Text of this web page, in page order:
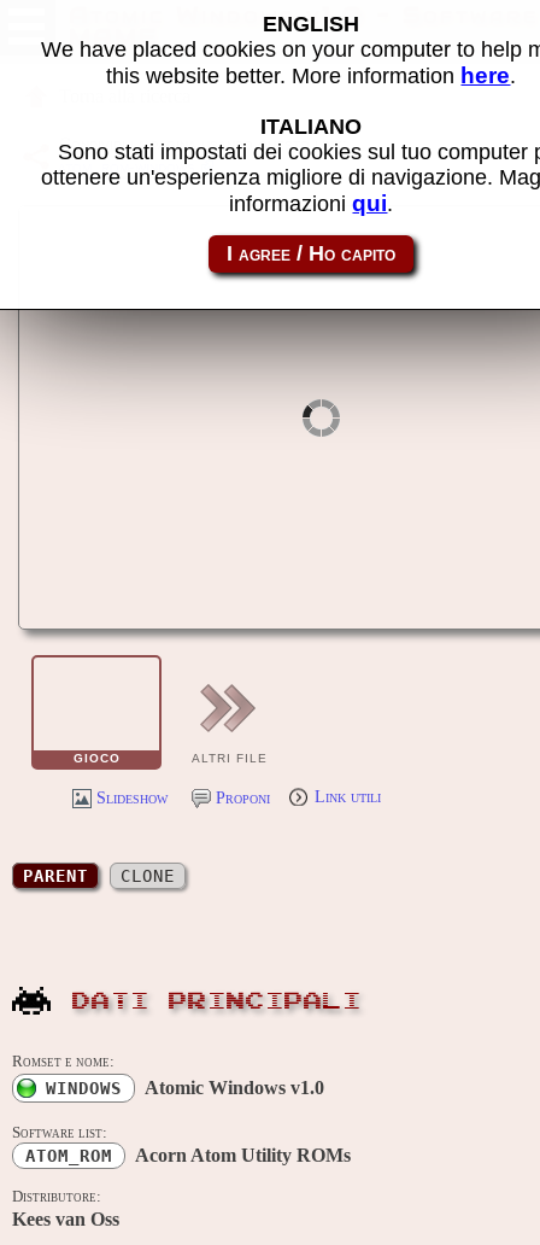
Atomic Windows v1.0 - Software
MAME
Condividi la pagina usando questo link:
atom_rom-windows
GIOCO ALTRI FILE
Slideshow Proponi Link utili
PARENT CLONE
DATI PRINCIPALI
Romset e nome:
WINDOWS Atomic Windows v1.0
Software list:
ATOM_ROM Acorn Atom Utility ROMs
Distributore:
Kees van Oss
ENGLISH
We have placed cookies on your computer to help
this website better. More information here.
ITALIANO
Sono stati impostati dei cookies sul tuo computer
ottenere un'esperienza migliore di navigazione.
informazioniqui.